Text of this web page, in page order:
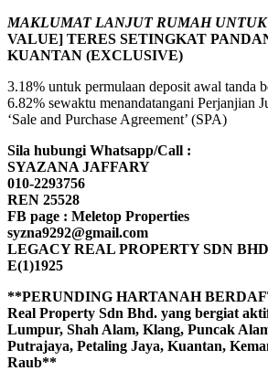
MAKLUMAT LANJUT RUMAH UNTUK
VALUE] TERES SETINGKAT
KUANTAN (EXCLUSIVE)
3.18% untuk permulaan deposit awal tanda
6.82% sewaktu menandatangani Perjanjian
‘Sale and Purchase Agreement’ (SPA)
Sila hubungi Whatsapp/Call :
SYAZANA JAFFARY
010-2293756
REN 25528
FB page : Meletop Properties
syzna9292@gmail.com
LEGACY REAL PROPERTY SDN BHD
E(1)1925
**PERUNDING HARTANAH
Real Property Sdn Bhd. yang bergiat
Lumpur, Shah Alam, Klang, Puncak
Putrajaya, Petaling Jaya, Kuantan,
Raub**